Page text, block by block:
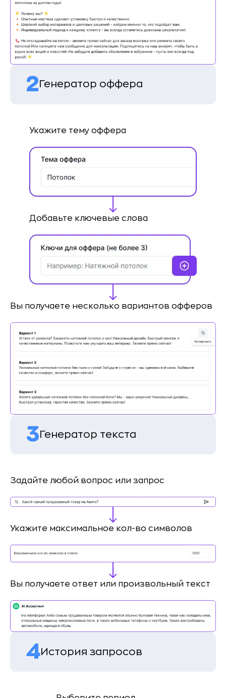
2Генератор оффера
Укажите тему оффера
Добавьте ключевые слова
Вы получаете несколько вариантов офферов
3Генератор текста
Задайте любой вопрос или запрос
Укажите максимальное кол-во символов
Вы получаете ответ или произвольный текст
4История запросов